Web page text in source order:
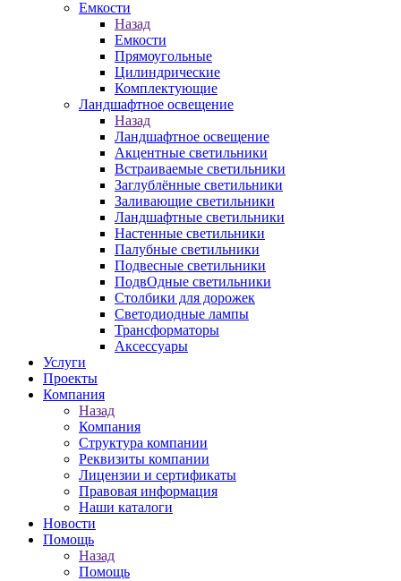
Емкости
Назад
Емкости
Прямоугольные
Цилиндрические
Комплектующие
Ландшафтное освещение
Назад
Ландшафтное освещение
Акцентные светильники
Встраиваемые светильники
Заглублённые светильники
Заливающие светильники
Ландшафтные светильники
Настенные светильники
Палубные светильники
Подвесные светильники
ПодвОдные светильники
Столбики для дорожек
Светодиодные лампы
Трансформаторы
Аксессуары
Услуги
Проекты
Компания
Назад
Компания
Структура компании
Реквизиты компании
Лицензии и сертификаты
Правовая информация
Наши каталоги
Новости
Помощь
Назад
Помощь